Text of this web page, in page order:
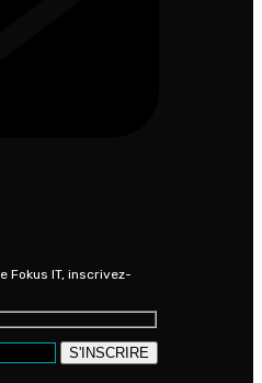
Fokus IT, inscrivez-